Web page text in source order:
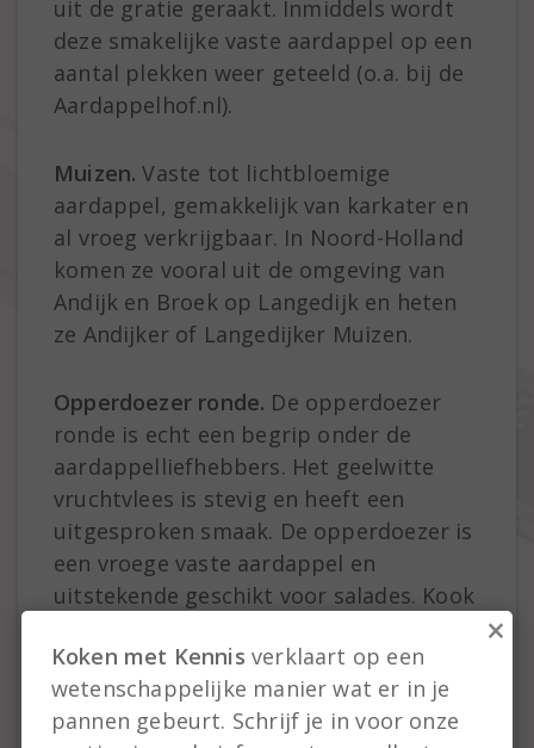
uit de gratie geraakt. Inmiddels wordt
deze smakelijke vaste aardappel op een
aantal plekken weer geteeld (o.a. bij de
Aardappelhof.nl).
Muizen.Vaste tot lichtbloemige
aardappel, gemakkelijk van karkater en
al vroeg verkrijgbaar. In Noord-Holland
komen ze vooral uit de omgeving van
Andijk en Broek op Langedijk en heten
ze Andijker of Langedijker Muizen.
Opperdoezer ronde. De opperdoezer
ronde is echt een begrip onder de
aardappelliefhebbers. Het geelwitte
vruchtvlees is stevig en heeft een
uitgesproken smaak. De opperdoezer is
een vroege vaste aardappel en
uitstekende geschikt voor salades. Kook
daarna.
Loskokende of (licht) kruimige
Koken met Kennis verklaart op een
wetenschappelijke manier wat er in je
pannen gebeurt. Schrijf je in voor onze
×